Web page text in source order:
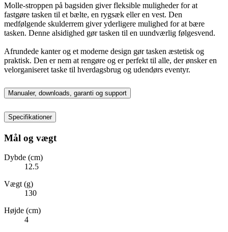
Molle-stroppen på bagsiden giver fleksible muligheder for at
fastgøre tasken til et bælte, en rygsæk eller en vest. Den
medfølgende skulderrem giver yderligere mulighed for at bære
tasken. Denne alsidighed gør tasken til en uundværlig følgesvend.
Afrundede kanter og et moderne design gør tasken æstetisk og
praktisk. Den er nem at rengøre og er perfekt til alle, der ønsker en
velorganiseret taske til hverdagsbrug og udendørs eventyr.
Manualer, downloads, garanti og support
Specifikationer
Mål og vægt
Dybde (cm)
12.5
Vægt (g)
130
Højde (cm)
4